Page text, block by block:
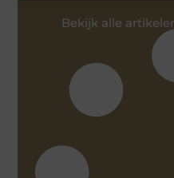
Bekijk alle